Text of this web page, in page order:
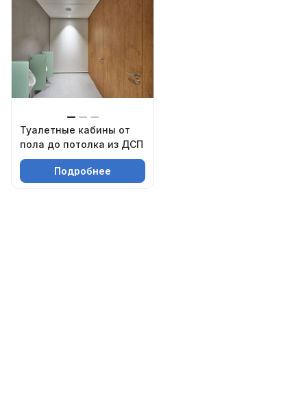
Туалетные кабины от
пола до потолка из ДСП
Подробнее